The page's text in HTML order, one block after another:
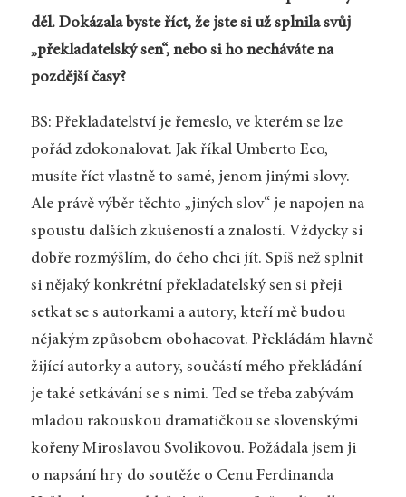
děl. Dokázala byste říct, že jste si už splnila svůj
„překladatelský sen“, nebo si ho necháváte na
pozdější časy?
BS: Překladatelství je řemeslo, ve kterém se lze
pořád zdokonalovat. Jak říkal Umberto Eco,
musíte říct vlastně to samé, jenom jinými slovy.
Ale právě výběr těchto „jiných slov“ je napojen na
spoustu dalších zkušeností a znalostí. Vždycky si
dobře rozmýšlím, do čeho chci jít. Spíš než splnit
si nějaký konkrétní překladatelský sen si přeji
setkat se s autorkami a autory, kteří mě budou
nějakým způsobem obohacovat. Překládám hlavně
žijící autorky a autory, součástí mého překládání
je také setkávání se s nimi. Teď se třeba zabývám
mladou rakouskou dramatičkou se slovenskými
kořeny Miroslavou Svolikovou. Požádala jsem ji
o napsání hry do soutěže o Cenu Ferdinanda